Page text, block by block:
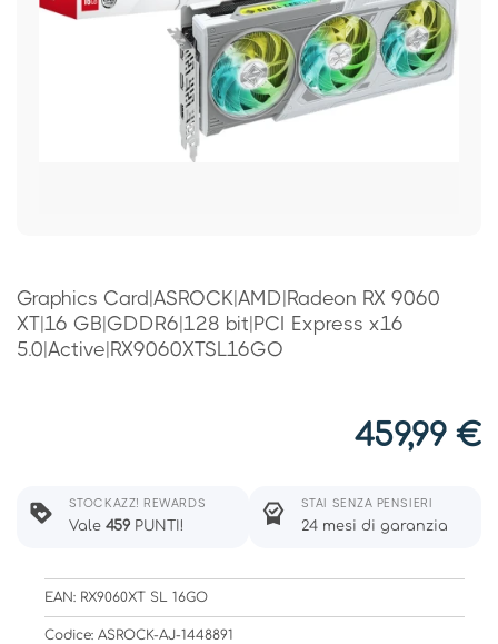
Graphics Card|ASROCK|AMD|Radeon RX 9060
XT|16 GB|GDDR6|128 bit|PCI Express x16
5.0|Active|RX9060XTSL16GO
459,99 €
STOCKAZZ! REWARDS
Vale 459 PUNTI!
STAI SENZA PENSIERI
24 mesi di garanzia
EAN: RX9060XT SL 16GO
Codice: ASROCK-AJ-1448891